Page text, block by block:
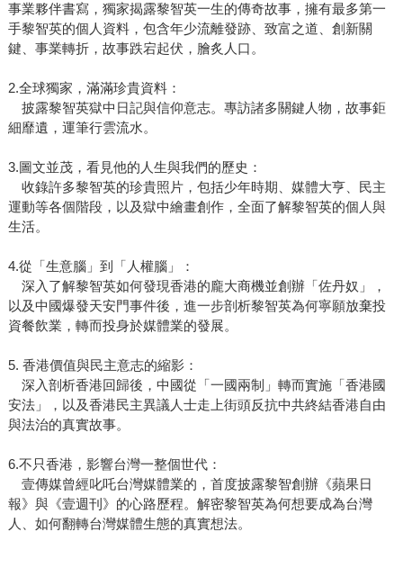
事業夥伴書寫，獨家揭露黎智英一生的傳奇故事，擁有最多第一
手黎智英的個人資料，包含年少流離發跡、致富之道、創新關
鍵、事業轉折，故事跌宕起伏，膾炙人口。
2.全球獨家，滿滿珍貴資料：
披露黎智英獄中日記與信仰意志。專訪諸多關鍵人物，故事鉅
細靡遺，運筆行雲流水。
3.圖文並茂，看見他的人生與我們的歷史：
收錄許多黎智英的珍貴照片，包括少年時期、媒體大亨、民主
運動等各個階段，以及獄中繪畫創作，全面了解黎智英的個人與
生活。
4.從「生意腦」到「人權腦」：
深入了解黎智英如何發現香港的龐大商機並創辦「佐丹奴」，
以及中國爆發天安門事件後，進一步剖析黎智英為何寧願放棄投
資餐飲業，轉而投身於媒體業的發展。
5. 香港價值與民主意志的縮影：
深入剖析香港回歸後，中國從「一國兩制」轉而實施「香港國
安法」，以及香港民主異議人士走上街頭反抗中共終結香港自由
與法治的真實故事。
6.不只香港，影響台灣一整個世代：
壹傳媒曾經叱吒台灣媒體業的，首度披露黎智創辦《蘋果日
報》與《壹週刊》的心路歷程。解密黎智英為何想要成為台灣
人、如何翻轉台灣媒體生態的真實想法。